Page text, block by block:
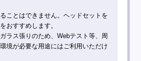
ことはできません。ヘッドセットを
おすすめします。
ラス張りのため、Webテスト等、周
境が必要な用途にはご利用いただけ